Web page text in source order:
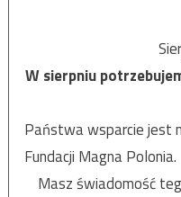
W sierpniu
Państwa wsparcie jest
Fundacji Magna Polonia.
Masz świadomość